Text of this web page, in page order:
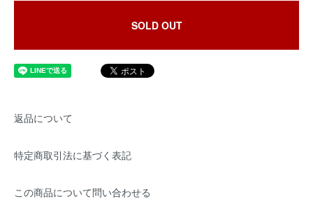
SOLD OUT
返品について
特定商取引法に基づく表記
この商品について問い合わせる